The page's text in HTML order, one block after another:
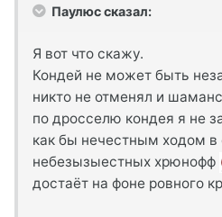
Паулюс сказал:
Я вот что скажу.
Кондей не может быть
никто не отменял и
по дросселю кондея я не
как бы нечестным ходом в
небезызыестных хрюнофф
достаёт на фоне ровного